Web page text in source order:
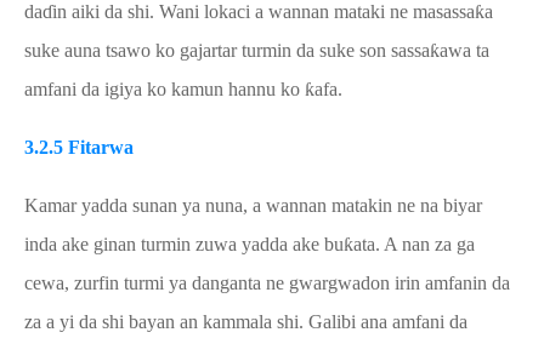
daɗin aiki da shi. Wani lokaci a wannan mataki ne masassaƙa
suke auna tsawo ko gajartar turmin da suke son sassaƙawa ta
amfani da igiya ko kamun hannu ko ƙafa.
3.2.5 Fitarwa
Kamar yadda sunan ya nuna, a wannan matakin ne na biyar
inda ake ginan turmin zuwa yadda ake buƙata. A nan za ga
cewa, zurfin turmi ya danganta ne gwargwadon irin amfanin da
za a yi da shi bayan an kammala shi. Galibi ana amfani da